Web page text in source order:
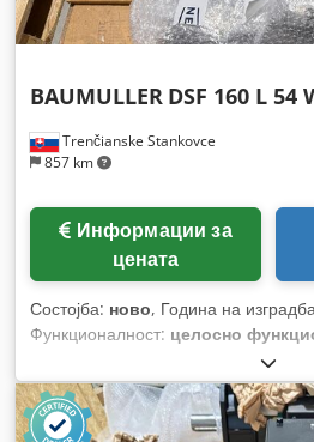
Trenčianske Stankovce
857 km
BAUMULLER DSF 160 L 54
цената
Состојба: ново, Година на
Функционалност: целосно